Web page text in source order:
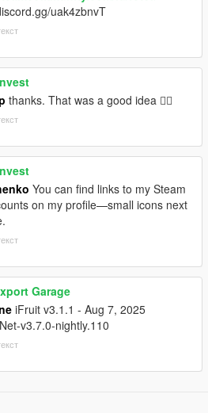
uak4zbnvT
thanks. That was a good idea 👍🏻
You can find links to my Steam
on my profile—small icons next
Garage
iFruit v3.1.1 - Aug 7, 2025
v3.7.0-nightly.110